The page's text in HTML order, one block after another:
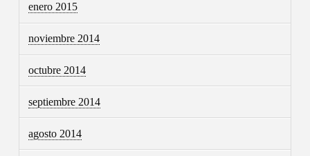
enero 2015
noviembre 2014
octubre 2014
septiembre 2014
agosto 2014